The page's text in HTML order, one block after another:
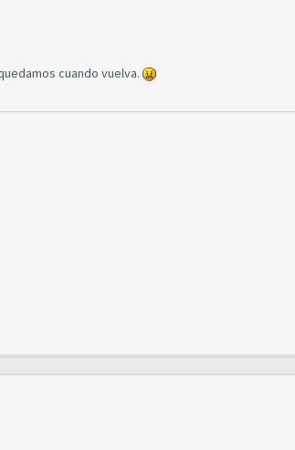
cuando vuelva.